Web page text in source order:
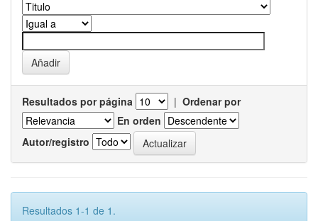
Resultados por página | Ordenar por
En orden
Autor/registro
Resultados 1-1 de 1.